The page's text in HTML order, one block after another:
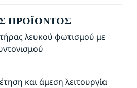
ΠΡΟΪΌΝΤΟΣ
λευκού φωτισμού με
και άμεση λειτουργία